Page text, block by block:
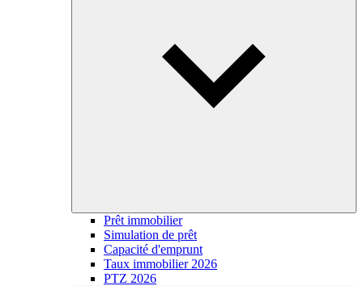
Prêt immobilier
Simulation de prêt
Capacité d'emprunt
Taux immobilier 2026
PTZ 2026